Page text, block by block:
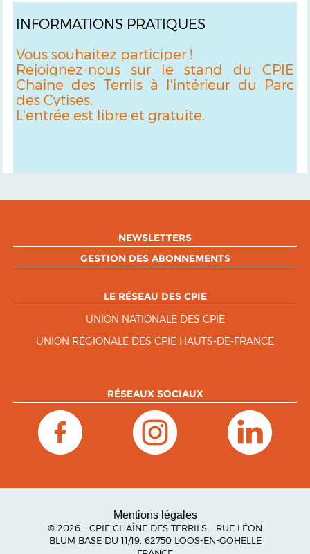
INFORMATIONS PRATIQUES
Vous souhaitez participer !
Rejoignez-nous sur le stand du CPIE
Chaîne des Terrils à l'intérieur du Parc
des Cytises.
L'entrée est libre et gratuite.
NEWSLETTERS
GESTION DES ABONNEMENTS
LE RÉSEAU DES CPIE
UNION NATIONALE DES CPIE
UNION RÉGIONALE DES CPIE HAUTS-DE-FRANCE
RÉSEAUX SOCIAUX
Mentions légales
© 2026 - CPIE CHAÎNE DES TERRILS - RUE LÉON
BLUM BASE DU 11/19, 62750 LOOS-EN-GOHELLE